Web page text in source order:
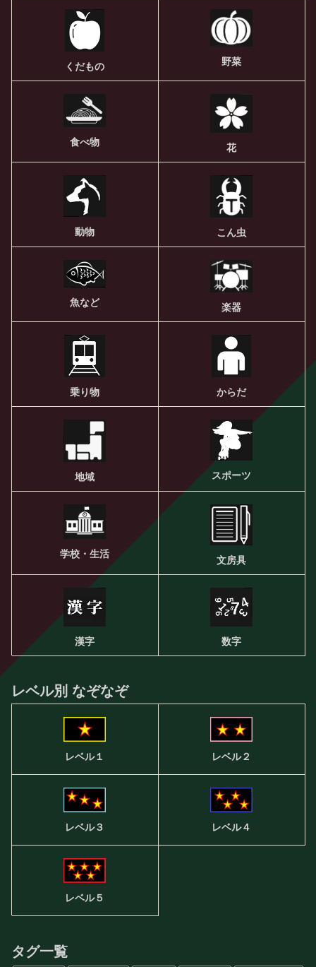
くだもの 野菜
食べ物 花
動物 こん虫
魚など 楽器
乗り物 からだ
地域 スポーツ
学校・生活
文房具
漢字 数字
レベル別 なぞなぞ
レベル１ レベル２
レベル３ レベル４
レベル５
タグ一覧